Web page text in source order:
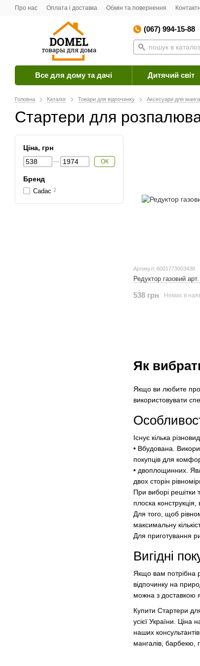
Про нас Оплата і доставка Обмін та повернення
(067) 994-15-88
Все для дому та дачі Дитячий світ
Головна Каталог Товари для відпочинку Аксесуари для
Стартери для
Як
Якщо ви любите
використовувати
Існує кілька
• Вбудована.
покупців для
• двоплощинних.
двох сторін
При виборі решітки
плоска
Для того, щоб
максимальну
Для приготування
Вигідні
Якщо вам потрібна
відпочинку на
можна з доставкою
Купити Стартери
усієї України.
наших
мангалів, барбекю,
Артикул: 6001773003438
Редуктор газовий
538 грн Немає в
Ціна, грн
ОК
Бренд
Cadac 2